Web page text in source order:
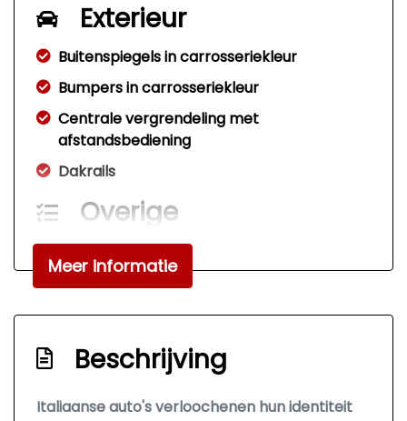
Exterieur
Buitenspiegels in carrosseriekleur
Bumpers in carrosseriekleur
Centrale vergrendeling met
afstandsbediening
Dakrails
Overige
Anti blokkeer systeem
Passagiersairbag
Meer informatie
Beschrijving
Italiaanse auto's verloochenen hun identiteit